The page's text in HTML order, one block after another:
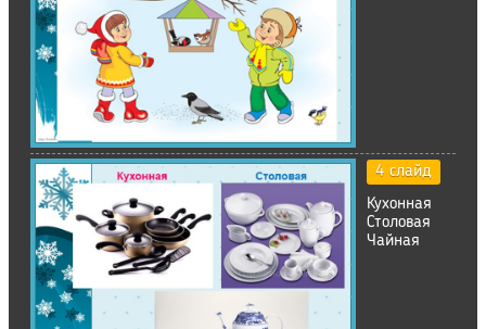
4 слайд
Кухонная
Столовая
Чайная